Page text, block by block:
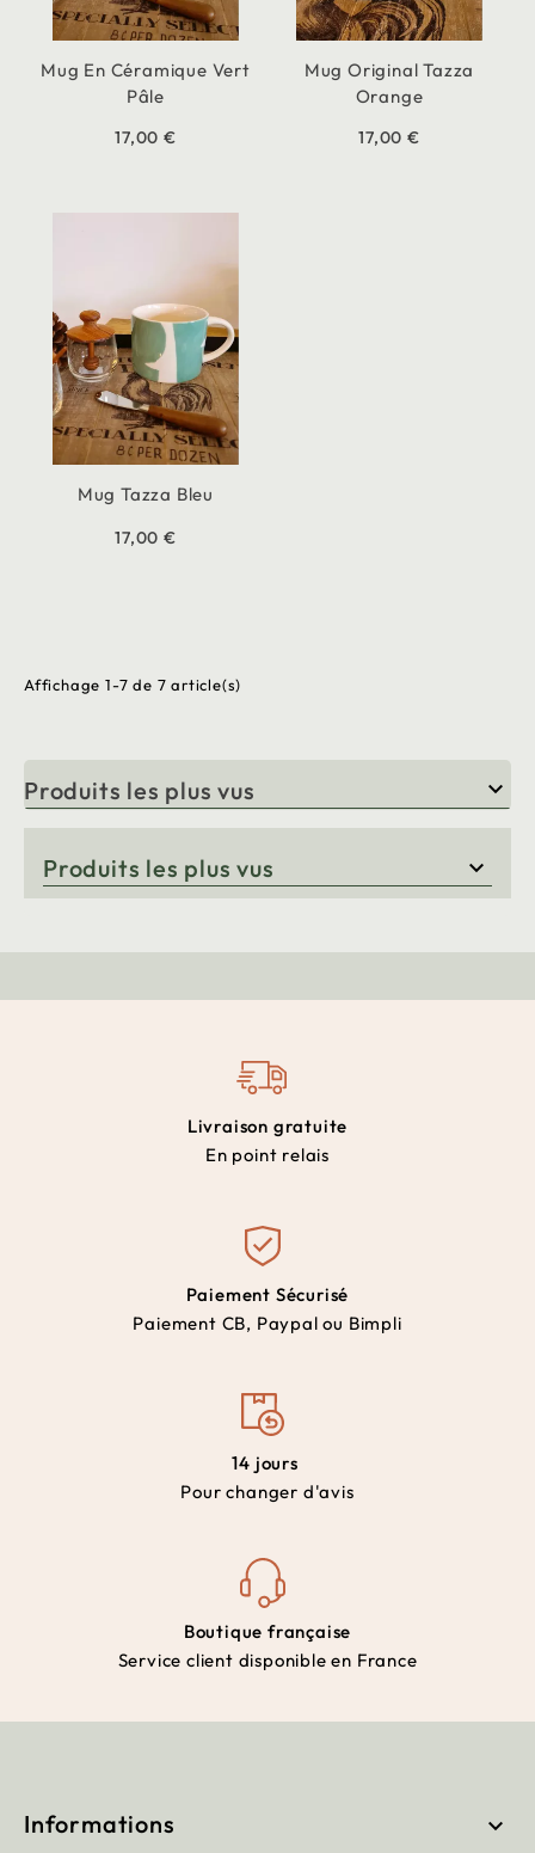
Mug En Céramique Vert
Pâle
17,00 €
Mug Original Tazza
Orange
17,00 €
Mug Tazza Bleu
17,00 €
Affichage 1-7 de 7 article(s)
Produits les plus vus 
Produits les plus vus 
Livraison gratuite
En point relais
Paiement Sécurisé
Paiement CB, Paypal ou Bimpli
14 jours
Pour changer d'avis
Boutique française
Service client disponible en France
Informations 